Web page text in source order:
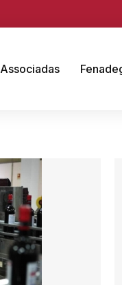
Associadas